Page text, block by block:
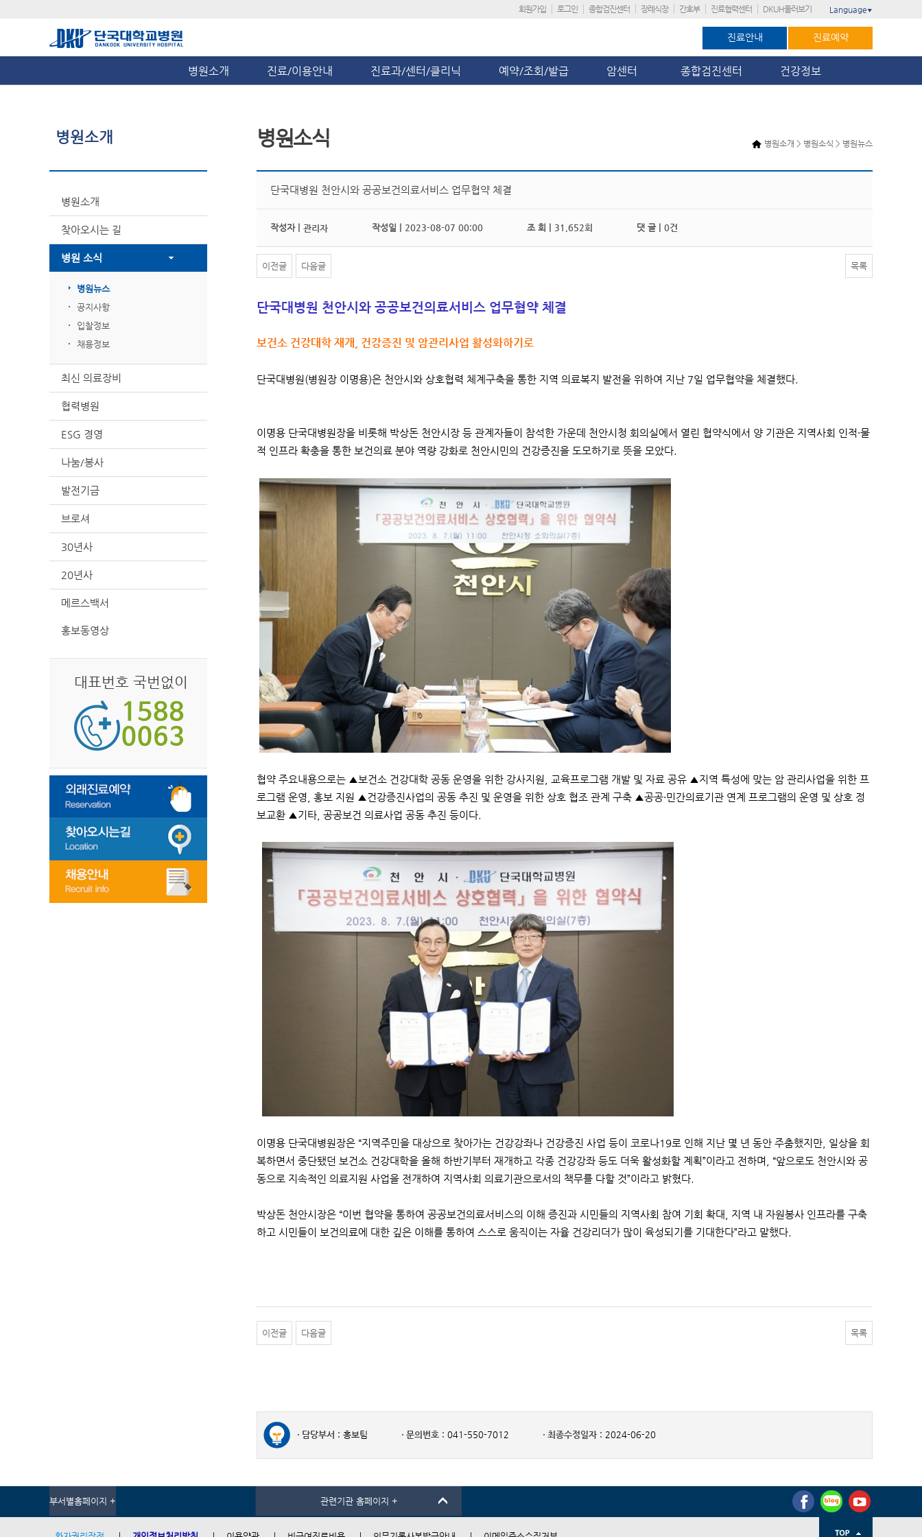
회원가입 로그인 종합검진센터 장례식장 간호부 진료협력센터 DKUH둘러보기 Language ▼
진료안내 진료예약
병원소개 진료/이용안내 진료과/센터/클리닉 예약/조회/발급 암센터 종합검진센터 건강정보
병원소개
병원소개
찾아오시는 길
병원 소식
병원뉴스
공지사항
입찰정보
채용정보
최신 의료장비
협력병원
ESG 경영
나눔/봉사
발전기금
브로셔
30년사
20년사
메르스백서
홍보동영상
대표번호 국번없이
병원소개 > 병원소식 > 병원뉴스
병원소식
단국대병원 천안시와 공공보건의료서비스 업무협약 체결
작성자 | 관리자 작성일 | 2023-08-07 00:00 조 회 | 31,652회 댓 글 | 0건
이전글 다음글 목록
단국대병원 천안시와 공공보건의료서비스 업무협약 체결
보건소 건강대학 재개, 건강증진 및 암관리사업 활성화하기로
단국대병원(병원장 이명용)은 천안시와 상호협력 체계구축을 통한 지역 의료복지 발전을 위하여 지난 7일 업무협약을 체결했다.
이명용 단국대병원장을 비롯해 박상돈 천안시장 등 관계자들이 참석한 가운데 천안시청 회의실에서 열린 협약식에서 양 기관은 지역사회 인적·물
적 인프라 확충을 통한 보건의료 분야 역량 강화로 천안시민의 건강증진을 도모하기로 뜻을 모았다.
협약 주요내용으로는 ▲보건소 건강대학 공동 운영을 위한 강사지원, 교육프로그램 개발 및 자료 공유 ▲지역 특성에 맞는 암 관리사업을 위한 프
로그램 운영, 홍보 지원 ▲건강증진사업의 공동 추진 및 운영을 위한 상호 협조 관계 구축 ▲공공·민간의료기관 연계 프로그램의 운영 및 상호 정
보교환 ▲기타, 공공보건 의료사업 공동 추진 등이다.
이명용 단국대병원장은 “지역주민을 대상으로 찾아가는 건강강좌나 건강증진 사업 등이 코로나19로 인해 지난 몇 년 동안 주춤했지만, 일상을 회
복하면서 중단됐던 보건소 건강대학을 올해 하반기부터 재개하고 각종 건강강좌 등도 더욱 활성화할 계획”이라고 전하며, “앞으로도 천안시와 공
동으로 지속적인 의료지원 사업을 전개하여 지역사회 의료기관으로서의 책무를 다할 것”이라고 밝혔다.
박상돈 천안시장은 “이번 협약을 통하여 공공보건의료서비스의 이해 증진과 시민들의 지역사회 참여 기회 확대, 지역 내 자원봉사 인프라를 구축
하고 시민들이 보건의료에 대한 깊은 이해를 통하여 스스로 움직이는 자율 건강리더가 많이 육성되기를 기대한다”라고 말했다.
이전글 다음글 목록
담당부서 : 홍보팀 문의번호 : 041-550-7012 최종수정일자 : 2024-06-20
부서별홈페이지 + 관련기관 홈페이지 +